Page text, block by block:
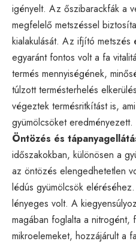
igényelt. Az őszibarackfák a
megfelelő metszéssel
kialakulását. Az ifjító metszés
egyaránt fontos volt a fa
termés mennyiségének,
túlzott termésterhelés
végeztek termésritkítást is,
gyümölcsöket eredményezett.
Öntözés és
időszakokban, különösen a
az öntözés elengedhetetlen
lédús gyümölcsök
lényeges volt. A
magában foglalta a nitrogént,
mikroelemeket, hozzájárult a